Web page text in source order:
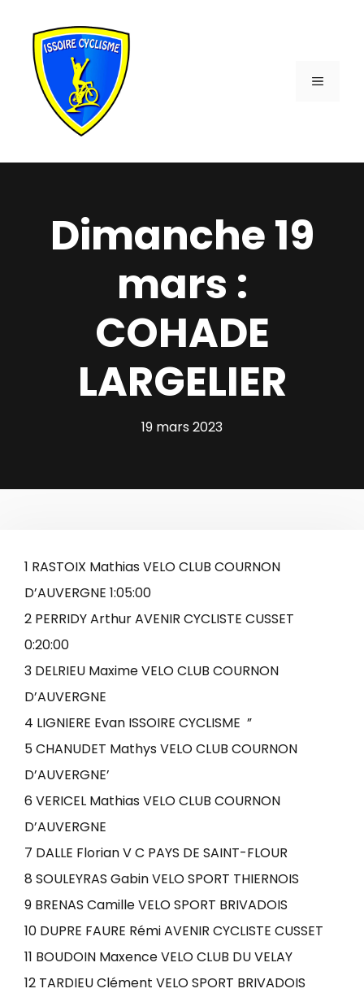
contenu
MENU
Dimanche 19
mars :
COHADE
LARGELIER
19 mars 2023
1 RASTOIX Mathias VELO CLUB COURNON
D’AUVERGNE 1:05:00
2 PERRIDY Arthur AVENIR CYCLISTE CUSSET
0:20:00
3 DELRIEU Maxime VELO CLUB COURNON
D’AUVERGNE
4 LIGNIERE Evan ISSOIRE CYCLISME ”
5 CHANUDET Mathys VELO CLUB COURNON
D’AUVERGNE’
6 VERICEL Mathias VELO CLUB COURNON
D’AUVERGNE
7 DALLE Florian V C PAYS DE SAINT-FLOUR
8 SOULEYRAS Gabin VELO SPORT THIERNOIS
9 BRENAS Camille VELO SPORT BRIVADOIS
10 DUPRE FAURE Rémi AVENIR CYCLISTE CUSSET
11 BOUDOIN Maxence VELO CLUB DU VELAY
12 TARDIEU Clément VELO SPORT BRIVADOIS